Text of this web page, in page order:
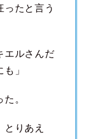
たと言う
エルさんだ
」
。
とりあえ